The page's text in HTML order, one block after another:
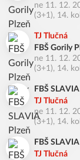
ne 11. 12.
(3+1), 14.
TJ Tlučná
FBŠ Gorily
ne 11. 12.
(3+1), 14.
FBŠ
TJ Tlučná
ne 11. 12.
(3+1), 14.
FBŠ
TJ Tlučná